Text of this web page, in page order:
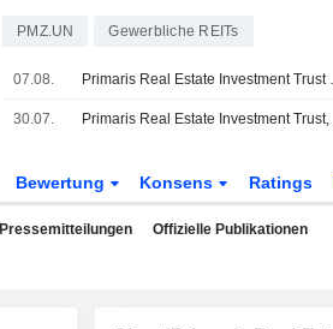
PMZ.UN Gewerbliche REITs
07.08. Primaris Real
30.07.
Bewertung Konsens Ratings
Pressemitteilungen Offizielle Publikationen